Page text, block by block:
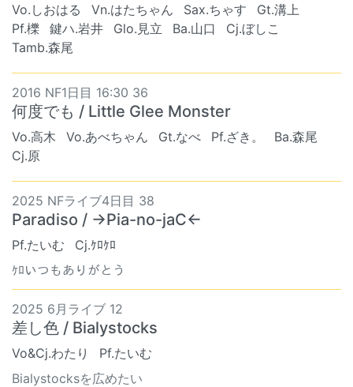
Vo.しおはる
Vn.はたちゃん Sax.ちゃす
Gt.溝上
Pf.櫟
鍵ハ.岩井 Glo.見立 Ba.山口
Cj.ぼしこ
Tamb.森尾
2016 NF1日目 16:30 36
何度でも / Little Glee Monster
Vo.高木 Vo.あべちゃん Gt.なべ Pf.ざき。
Ba.森尾
Cj.原
2025 NFライブ4日目 38
Paradiso / →Pia-no-jaC←
Pf.たいむ
Cj.ｹﾛｹﾛ
ｹﾛいつもありがとう
2025 6月ライブ 12
差し色 / Bialystocks
Vo&Cj.わたり
Pf.たいむ
Bialystocksを広めたい